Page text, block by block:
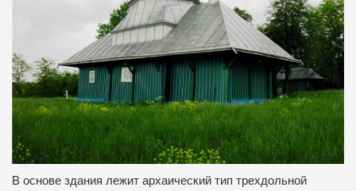
В основе здания лежит архаический тип трехдольной